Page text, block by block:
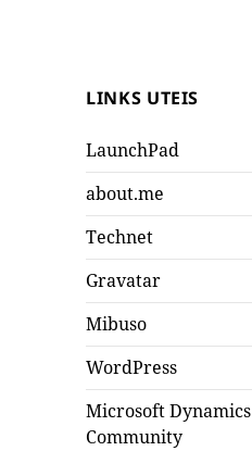
LINKS UTEIS
LaunchPad
about.me
Technet
Gravatar
Mibuso
WordPress
Microsoft Dynamics
Community